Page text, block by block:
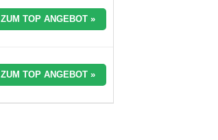
ZUM TOP ANGEBOT »
ZUM TOP ANGEBOT »